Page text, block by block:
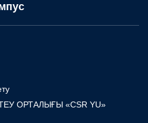
ОРТАЛЫҒЫ «CSR YU»